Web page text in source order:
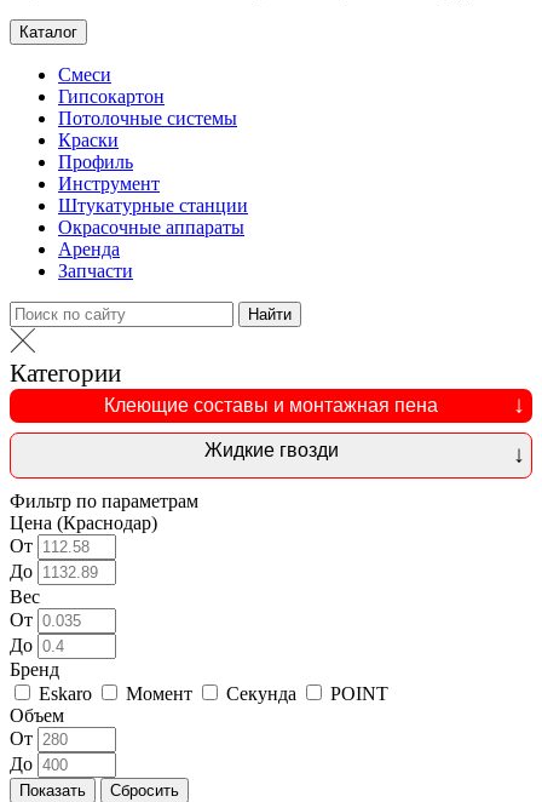
Каталог
Смеси
Гипсокартон
Потолочные системы
Краски
Профиль
Инструмент
Штукатурные станции
Окрасочные аппараты
Аренда
Запчасти
Найти
Категории
Клеющие составы и монтажная пена
Жидкие гвозди
Фильтр по параметрам
Цена (Краснодар)
От
До
Вес
От
До
Бренд
Eskaro
Момент Секунда
POINT
Объем
От
До